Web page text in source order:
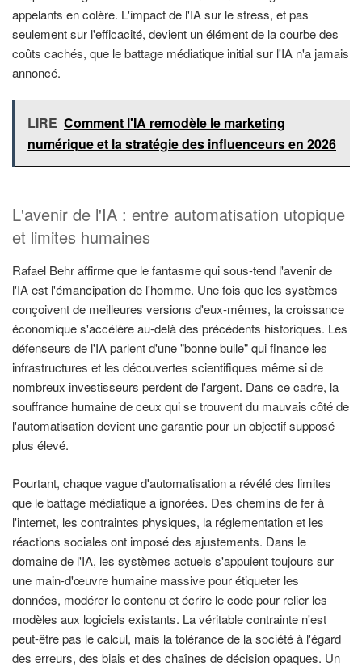
appelants en colère. L'impact de l'IA sur le stress, et pas
seulement sur l'efficacité, devient un élément de la courbe des
coûts cachés, que le battage médiatique initial sur l'IA n'a jamais
annoncé.
LIRE Comment l'IA remodèle le marketing
numérique et la stratégie des influenceurs en 2026
L'avenir de l'IA : entre automatisation utopique
et limites humaines
Rafael Behr affirme que le fantasme qui sous-tend l'avenir de
l'IA est l'émancipation de l'homme. Une fois que les systèmes
conçoivent de meilleures versions d'eux-mêmes, la croissance
économique s'accélère au-delà des précédents historiques. Les
défenseurs de l'IA parlent d'une "bonne bulle" qui finance les
infrastructures et les découvertes scientifiques même si de
nombreux investisseurs perdent de l'argent. Dans ce cadre, la
souffrance humaine de ceux qui se trouvent du mauvais côté de
l'automatisation devient une garantie pour un objectif supposé
plus élevé.
Pourtant, chaque vague d'automatisation a révélé des limites
que le battage médiatique a ignorées. Des chemins de fer à
l'internet, les contraintes physiques, la réglementation et les
réactions sociales ont imposé des ajustements. Dans le
domaine de l'IA, les systèmes actuels s'appuient toujours sur
une main-d'œuvre humaine massive pour étiqueter les
données, modérer le contenu et écrire le code pour relier les
modèles aux logiciels existants. La véritable contrainte n'est
peut-être pas le calcul, mais la tolérance de la société à l'égard
des erreurs, des biais et des chaînes de décision opaques. Un